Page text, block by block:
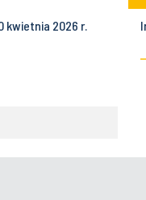
kwietnia 2026 r.